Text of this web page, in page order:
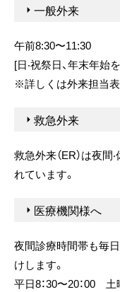
⼀般外来
午前8:30〜11:30
[⽇‧祝祭⽇、年末年始
※詳しくは外来担当表
救急外来
救急外来（ER）は夜
れています。
医療機関様へ
夜間診療時間帯も毎
けします。
平⽇8：30〜20：00 ⼟